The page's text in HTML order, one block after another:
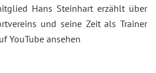
Hans Steinhart erzählt über
und seine Zeit als Trainer
YouTube ansehen